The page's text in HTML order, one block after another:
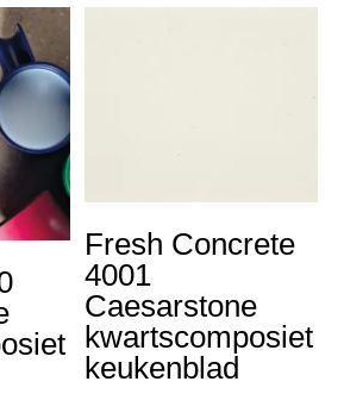
Fresh Concrete
4001
Caesarstone
kwartscomposiet
keukenblad